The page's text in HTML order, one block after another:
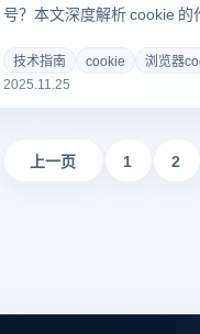
号？本文深度解析 cookie 的
指纹浏览器带来更稳体验！
技术指南 cookie
浏览器
2025.11.25
上一页 1 2